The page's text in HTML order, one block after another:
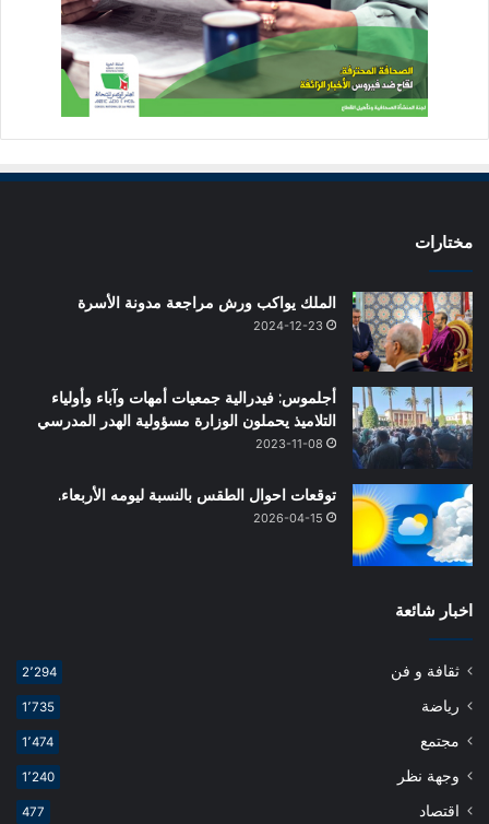
مختارات
الملك يواكب ورش مراجعة مدونة الأسرة
2024-12-23
أجلموس: فيدرالية جمعيات أمهات وآباء وأولياء
التلاميذ يحملون الوزارة مسؤولية الهدر المدرسي
2023-11-08
توقعات احوال الطقس بالنسبة ليومه الأربعاء.
2026-04-15
اخبار شائعة
ثقافة و فن 2٬294
رياضة 1٬735
مجتمع 1٬474
وجهة نظر 1٬240
اقتصاد 477